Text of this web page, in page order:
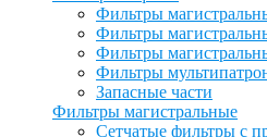
Фильтры
Фильтры
Фильтры
Фильтры
Запасные части
Фильтры магистральные
Сетчатые фильтры с